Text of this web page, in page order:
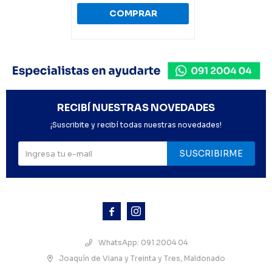
 
WhatsApp: 091 2004 04
Joaquín de Viana y Treinta y Tres, Maldonado
RECIBÍ NUESTRAS NOVEDADES
¡Suscribite y recibí todas nuestras novedades!
SUSCRIBIRME